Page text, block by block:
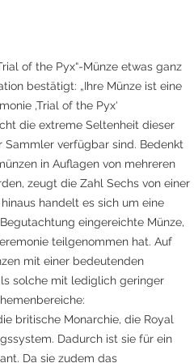
of the Pyx“-Münze etwas ganz
bestätigt: „Ihre Münze ist eine
‚Trial of the Pyx‘
die extreme Seltenheit dieser
Sammler verfügbar sind. Bedenkt
in Auflagen von mehreren
zeugt die Zahl Sechs von einer
handelt es sich um eine
eingereichte Münze,
teilgenommen hat. Auf
mit einer bedeutenden
solche mit lediglich geringer
britische Monarchie, die Royal
Dadurch ist sie für ein
Da sie zudem das